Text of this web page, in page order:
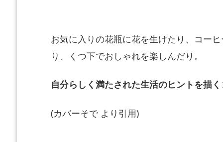
お気に入りの花瓶に花を生けたり、 コー
り、
くつ下でおしゃれを楽しんだり。
自分らしく満たされた生活のヒントを描く
(カバーそで より引用)